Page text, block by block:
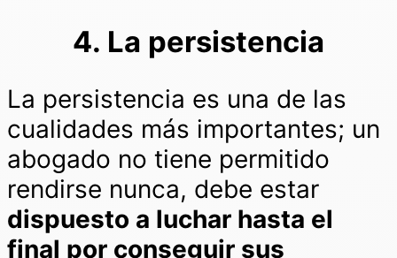
4. La persistencia
La persistencia es una de las
cualidades más importantes; un
abogado no tiene permitido
rendirse nunca, debe estar
dispuesto a luchar hasta el
final por conseguir sus